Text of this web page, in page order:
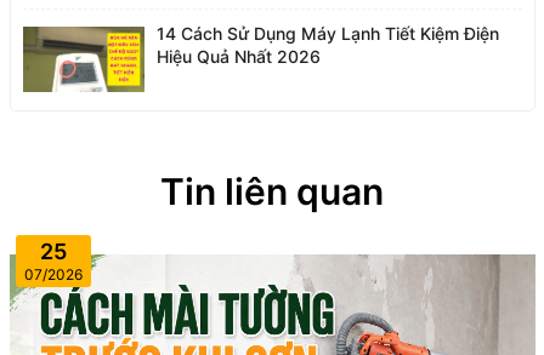
14 Cách Sử Dụng Máy Lạnh Tiết Kiệm Điện
Hiệu Quả Nhất 2026
Tin liên quan
25
07/2026